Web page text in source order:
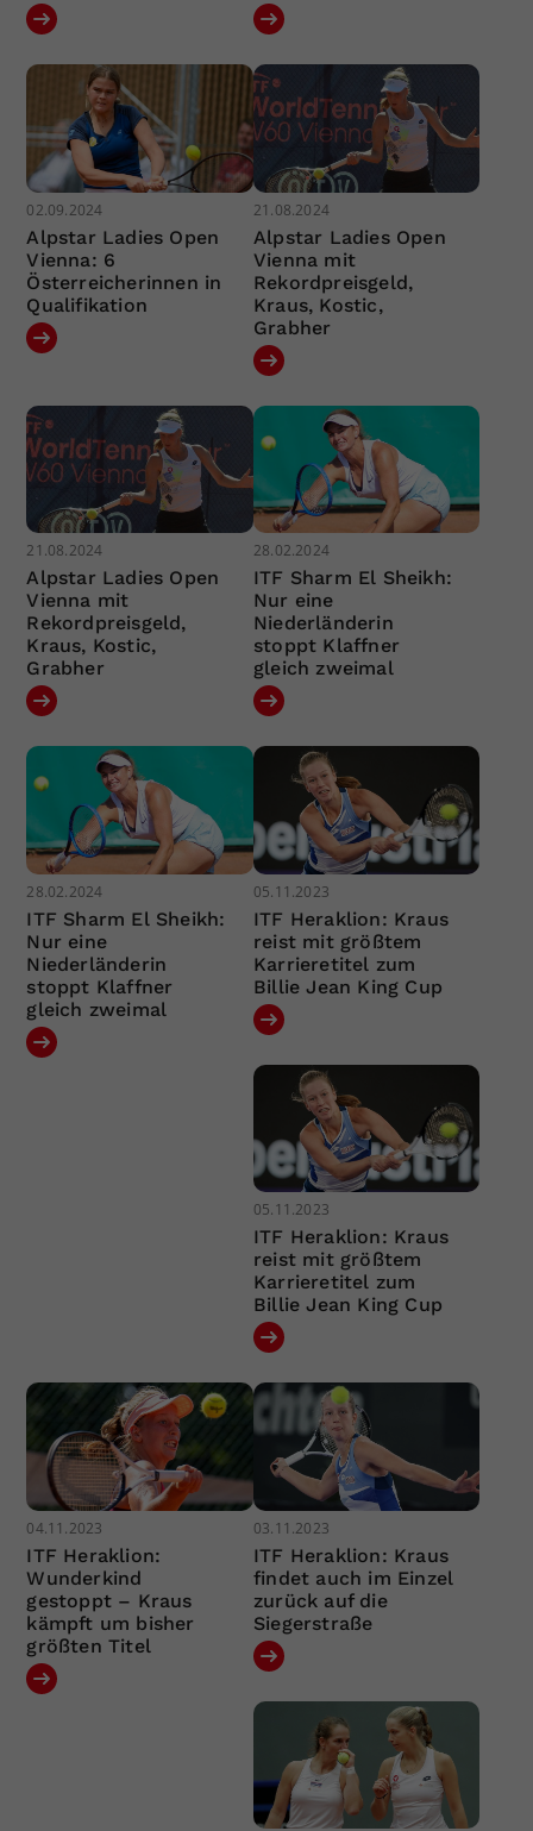
02.09.2024
Alpstar Ladies Open
Vienna: 6
Österreicherinnen in
Qualifikation
21.08.2024
Alpstar Ladies Open
Vienna mit
Rekordpreisgeld,
Kraus, Kostic,
Grabher
21.08.2024
Alpstar Ladies Open
Vienna mit
Rekordpreisgeld,
Kraus, Kostic,
Grabher
28.02.2024
ITF Sharm El Sheikh:
Nur eine
Niederländerin
stoppt Klaffner
gleich zweimal
28.02.2024
ITF Sharm El Sheikh:
Nur eine
Niederländerin
stoppt Klaffner
gleich zweimal
05.11.2023
ITF Heraklion: Kraus
reist mit größtem
Karrieretitel zum
Billie Jean King Cup
05.11.2023
ITF Heraklion: Kraus
reist mit größtem
Karrieretitel zum
Billie Jean King Cup
04.11.2023
ITF Heraklion:
Wunderkind
gestoppt – Kraus
kämpft um bisher
größten Titel
03.11.2023
ITF Heraklion: Kraus
findet auch im Einzel
zurück auf die
Siegerstraße